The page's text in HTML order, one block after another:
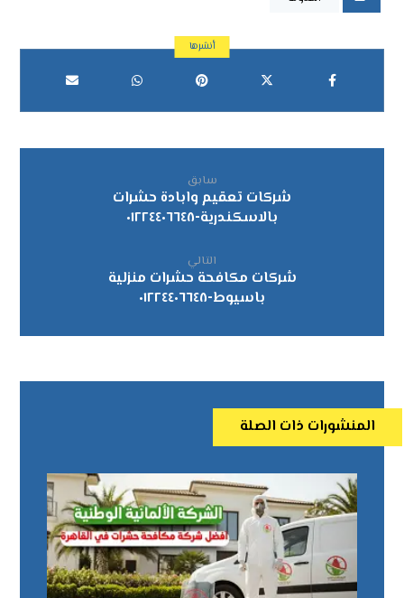
سابق
شركات تعقيم وابادة حشرات
بالاسكندرية-٠١٢٢٤٤٠٦٦٤٨
التالي
شركات مكافحة حشرات منزلية
باسيوط-٠١٢٢٤٤٠٦٦٤٨
المنشورات ذات الصلة